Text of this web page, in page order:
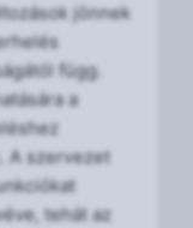
jönnek
függ.
a
A szervezet
tehát az